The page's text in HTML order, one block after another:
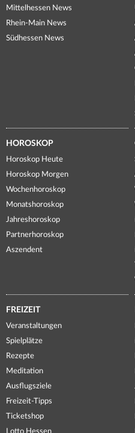
Mittelhessen News
Rhein-Main News
Südhessen News
HOROSKOP
Horoskop Heute
Horoskop Morgen
Wochenhoroskop
Monatshoroskop
Jahreshoroskop
Partnerhoroskop
Aszendent
FREIZEIT
Veranstaltungen
Spielplätze
Rezepte
Meditation
Ausflugsziele
Freizeit-Tipps
Ticketshop
Lotto Hessen